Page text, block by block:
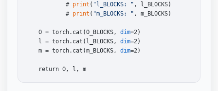
            #
print ( "l_BLOCKS: " , l_BLOCKS)
            #
print ( "m_BLOCKS: " , m_BLOCKS)
    O = torch.cat(O_BLOCKS,
dim=2)
    l = torch.cat(l_BLOCKS,
dim=2)
    m = torch.cat(m_BLOCKS,
dim=2)